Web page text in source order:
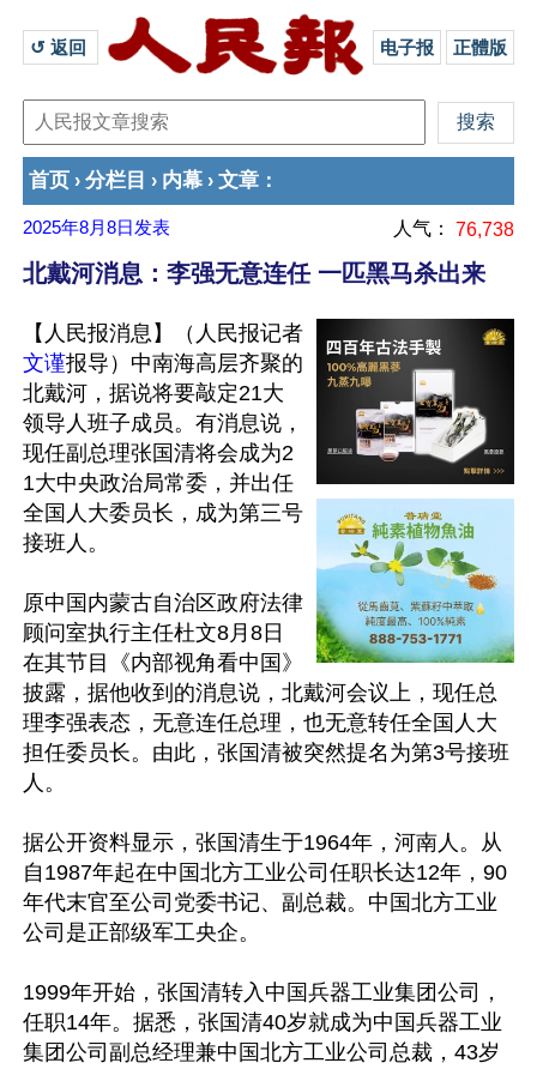
↺ 返回 电子报 正體版
首页 › 分栏目 › 内幕 › 文章 ：
2025年8月8日 发表 人气： 76,738
北戴河消息：李强无意连任 一匹黑马杀出来
【人民报消息】（人民报记者
文谨报导）中南海高层齐聚的
北戴河，据说将要敲定21大
领导人班子成员。有消息说，
现任副总理张国清将会成为2
1大中央政治局常委，并出任
全国人大委员长，成为第三号
接班人。
原中国内蒙古自治区政府法律
顾问室执行主任杜文8月8日
在其节目《内部视角看中国》
披露，据他收到的消息说，北戴河会议上，现任总
理李强表态，无意连任总理，也无意转任全国人大
担任委员长。由此，张国清被突然提名为第3号接班
人。
据公开资料显示，张国清生于1964年，河南人。从
自1987年起在中国北方工业公司任职长达12年，90
年代末官至公司党委书记、副总裁。中国北方工业
公司是正部级军工央企。
1999年开始，张国清转入中国兵器工业集团公司，
任职14年。据悉，张国清40岁就成为中国兵器工业
集团公司副总经理兼中国北方工业公司总裁，43岁